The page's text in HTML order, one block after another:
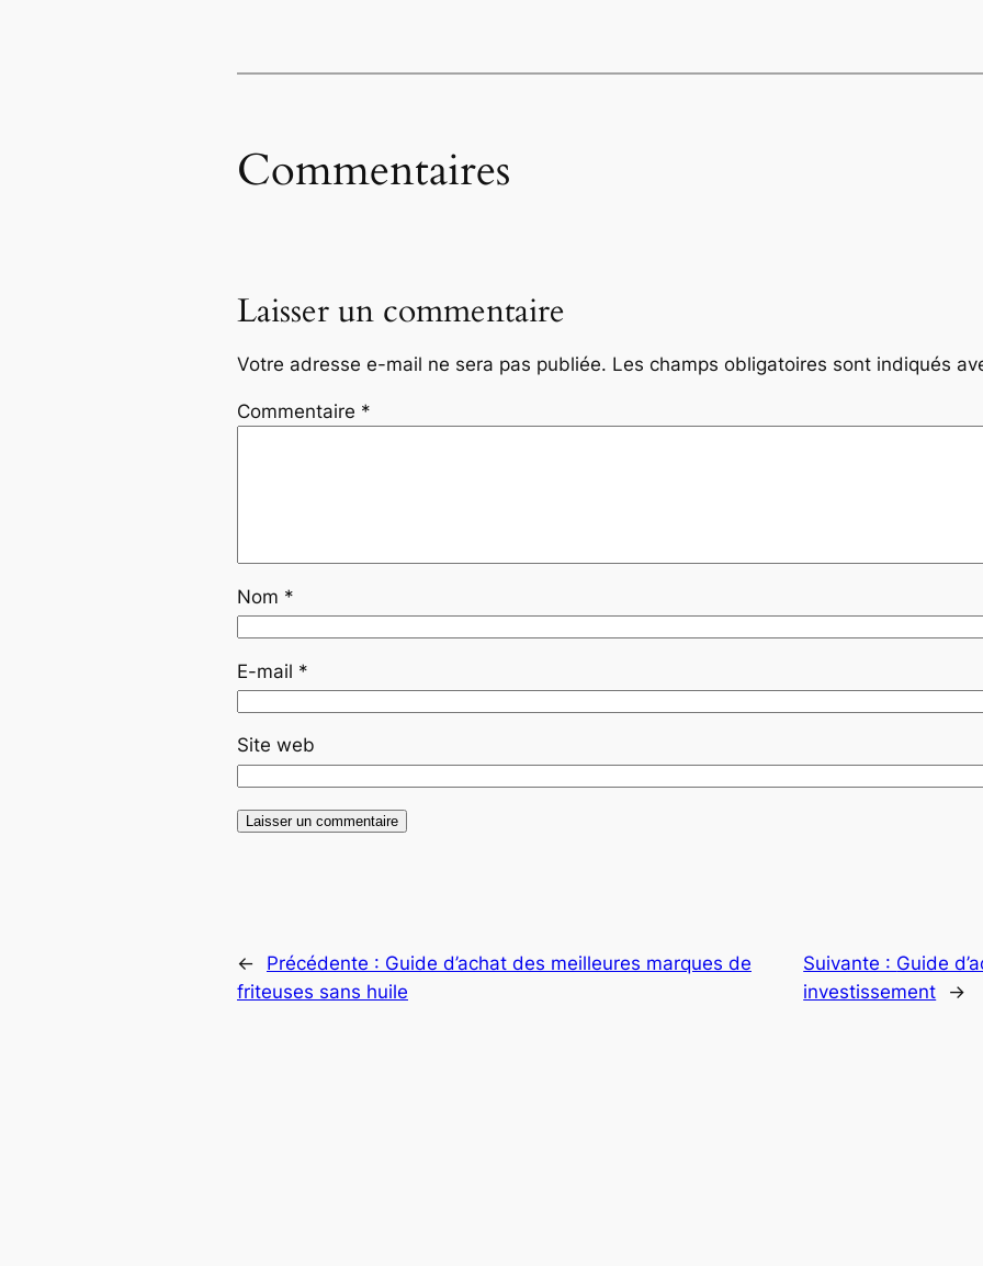
Commentaires
Laisser un commentaire
Votre adresse e-mail ne sera pas publiée. Les champs obligatoires sont indiqués
Commentaire *
Nom *
E-mail *
Site web
← Précédente : Guide d’achat des meilleures marques de
friteuses sans huile
Suivante : Guide
investissement
→